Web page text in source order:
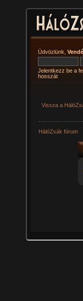
Üdvözlünk,
Jelentkezz be a
hosszát
Vissza a
HálóZsák fórum